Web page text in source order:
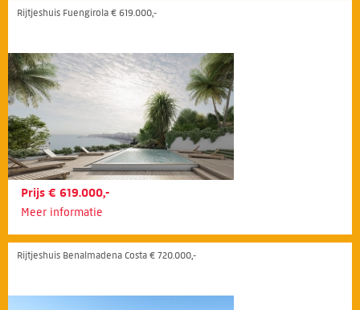
Rijtjeshuis Fuengirola € 619.000,-
Prijs € 619.000,-
Meer informatie
Rijtjeshuis Benalmadena Costa € 720.000,-